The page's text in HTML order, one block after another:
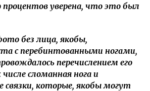
уверена, что это был
без лица, якобы,
с перебинтованными ногами,
перечислением его
сломанная нога и
связки, которые, якобы могут